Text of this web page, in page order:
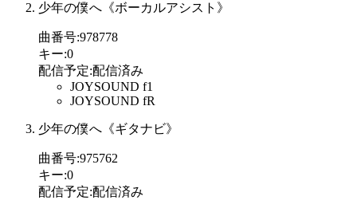
少年の僕へ《ボーカルアシスト》
曲番号:978778
キー:0
配信予定:配信済み
JOYSOUND f1
JOYSOUND fR
少年の僕へ《ギタナビ》
曲番号:975762
キー:0
配信予定:配信済み